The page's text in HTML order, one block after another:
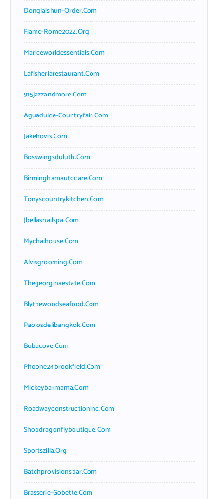
Donglaishun-Order.com
Fiamc-Rome2022.org
Mariceworldessentials.com
Lafisheriarestaurant.com
915jazzandmore.com
Aguadulce-Countryfair.com
Jakehovis.com
Bosswingsduluth.com
Birminghamautocare.com
Tonyscountrykitchen.com
Jbellasnailspa.com
Mychaihouse.com
Alvisgrooming.com
Thegeorginaestate.com
Blythewoodseafood.com
Paolosdelibangkok.com
Bobacove.com
Phoone24brookfield.com
Mickeybarmama.com
Roadwayconstructioninc.com
Shopdragonflyboutique.com
Sportszilla.org
Batchprovisionsbar.com
Brasserie-Gobette.com